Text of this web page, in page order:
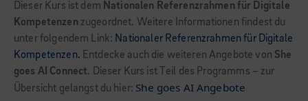
Dieser Kurs ist dem Nationalen Referenzrahmen für Digitale
Kompetenzen zugeordnet. Weitere Informationen findest du
unter folgendem Link: Nationaler Referenzrahmen für Digitale
Kompetenzen. Entdecke auch die weiteren Angebote von She
goes AI Connect. Dieser Kurs ist Teil des Programms – zur
Übersicht gelangst du hier: She goes AI Angebote